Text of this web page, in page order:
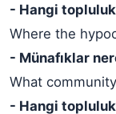
- Hangi
Where the
- Münafıklar
What
- Hangi